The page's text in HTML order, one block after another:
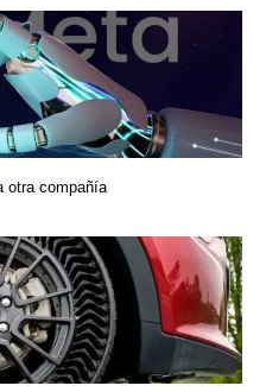
otra compañía